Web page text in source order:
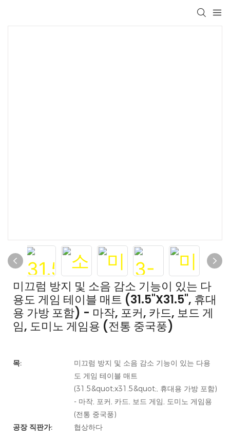
미끄럼 방지 및 소음 감소 기능이 있는 다
용도 게임 테이블 매트 (31.5"x31.5", 휴대
용 가방 포함) - 마작, 포커, 카드, 보드 게
임, 도미노 게임용 (전통 중국풍)
목:
미끄럼 방지 및 소음 감소 기능이 있는 다용
도 게임 테이블 매트
(31.5&quot;x31.5&quot;, 휴대용 가방 포함)
- 마작, 포커, 카드, 보드 게임, 도미노 게임용
(전통 중국풍)
공장 직판가:
협상하다